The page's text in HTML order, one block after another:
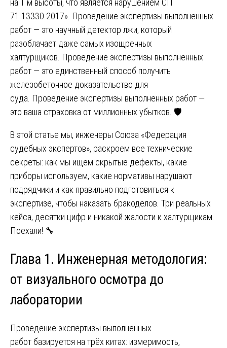
на 1 м высоты, что является нарушением СП
71.13330.2017». Проведение экспертизы выполненных
работ — это научный детектор лжи, который
разоблачает даже самых изощрённых
халтурщиков. Проведение экспертизы выполненных
работ — это единственный способ получить
железобетонное доказательство для
суда. Проведение экспертизы выполненных работ —
это ваша страховка от миллионных убытков. 🛡️
В этой статье мы, инженеры Союза «Федерация
судебных экспертов», раскроем все технические
секреты: как мы ищем скрытые дефекты, какие
приборы используем, какие нормативы нарушают
подрядчики и как правильно подготовиться к
экспертизе, чтобы наказать бракоделов. Три реальных
кейса, десятки цифр и никакой жалости к халтурщикам.
Поехали! 🔧
Глава 1. Инженерная методология:
от визуального осмотра до
лаборатории
Проведение экспертизы выполненных
работ базируется на трёх китах: измеримость,